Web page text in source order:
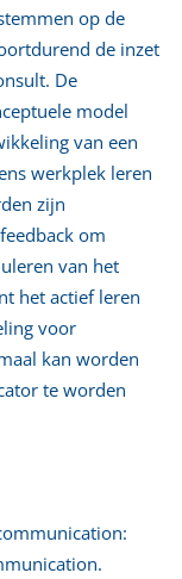
op de
de inzet
De
model
van een
werkplek leren
zijn
om
van het
het actief leren
voor
kan worden
te worden